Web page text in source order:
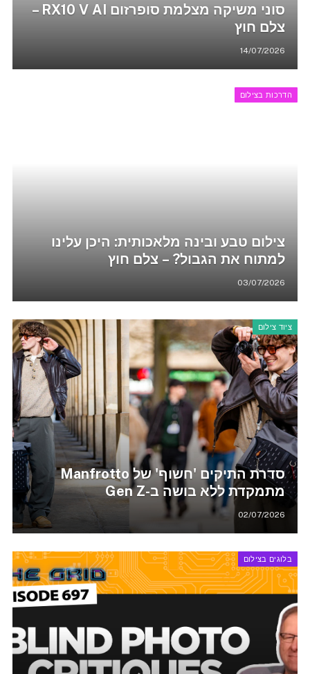
סוני משיקה מצלמת סופרזום RX10 V AI –
צלם חוץ
14/07/2026
הדרכות בצילום
צילום טבע ובינה מלאכותית: היכן עלינו
למתוח את הגבול? – צלם חוץ
03/07/2026
ציוד צילום
סדרת התיקים 'חשוף' של Manfrotto
מתמקדת ללא בושה ב-Gen Z
02/07/2026
בלוגים בצילום